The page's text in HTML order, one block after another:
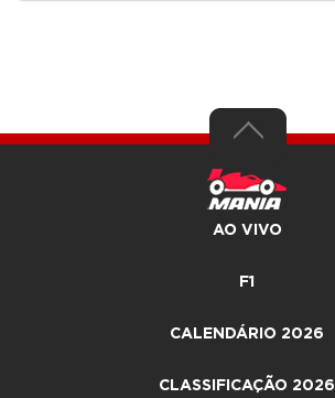
AO VIVO
F1
CALENDÁRIO 2026
CLASSIFICAÇÃO 2026